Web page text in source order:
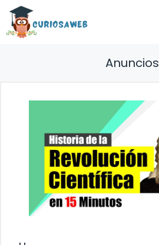
Saltar
contenido
Anuncios